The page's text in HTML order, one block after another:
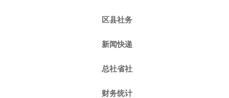
区县社务
新闻快递
总社省社
财务统计